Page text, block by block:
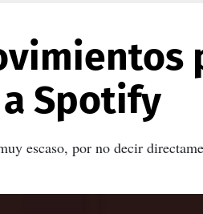
Spotify
escaso, por no decir